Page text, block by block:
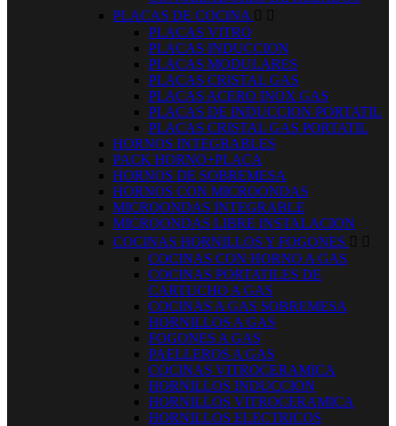
PLACAS DE COCINA  
PLACAS VITRO
PLACAS INDUCCION
PLACAS MODULARES
PLACAS CRISTAL GAS
PLACAS ACERO INOX GAS
PLACAS DE INDUCCION PORTATIL
PLACAS CRISTAL GAS PORTATIL
HORNOS INTEGRABLES
PACK HORNO+PLACA
HORNOS DE SOBREMESA
HORNOS CON MICROONDAS
MICROONDAS INTEGRABLE
MICROONDAS LIBRE INSTALACION
COCINAS HORNILLOS Y FOGONES  
COCINAS CON HORNO A GAS
COCINAS PORTATILES DE
CARTUCHO A GAS
COCINAS A GAS SOBREMESA
HORNILLOS A GAS
FOGONES A GAS
PAELLEROS A GAS
COCINAS VITROCERAMICA
HORNILLOS INDUCCION
HORNILLOS VITROCERAMICA
HORNILLOS ELECTRICOS